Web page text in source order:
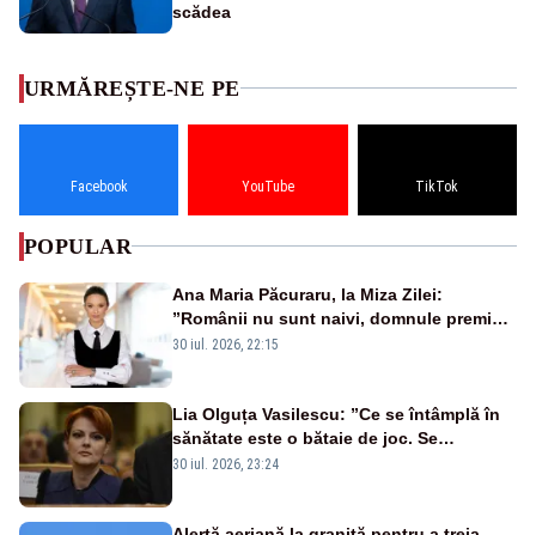
scădea
URMĂREȘTE-NE PE
Facebook YouTube TikTok
POPULAR
Ana Maria Păcuraru, la Miza Zilei:
”Românii nu sunt naivi, domnule premier
Bolojan”
30 iul. 2026, 22:15
Lia Olguța Vasilescu: ”Ce se întâmplă în
sănătate este o bătaie de joc. Se
guvernează extraordinar de prost”
30 iul. 2026, 23:24